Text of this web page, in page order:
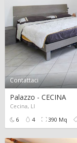
Contattaci
Palazzo - CECINA
Cecina, LI
6
4 390 Mq